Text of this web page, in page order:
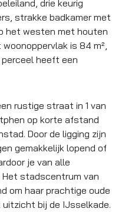
drie keurig
strakke badkamer met
het westen met houten
is 84 m²,
heeft een
rustige straat in 1 van
op korte afstand
Door de ligging zijn
gemakkelijk lopend of
je van alle
Het stadscentrum van
om haar prachtige oude
bij de IJsselkade.